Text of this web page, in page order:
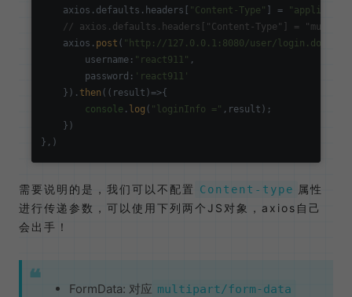
axios. defaults . headers [ "Content-Type" ] =
// axios.defaults.headers["Content-Type"] =
axios. post ( "http://127.0.0.1:8080/user/login.do"
username : "react911" ,
password : 'react911'
}). then ( ( result )=>{
console . log ( "loginInfo =" ,result);
})
需要说明的是，我们可以不配置 Content-type 属性
进行传递参数，可以使用下列两个JS对象，axios自己
会出手！
FormData: 对应 multipart/form-data